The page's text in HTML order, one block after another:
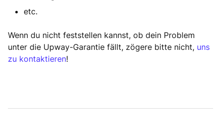
etc.
Wenn du nicht feststellen kannst, ob dein Problem
unter die Upway-Garantie fällt, zögere bitte nicht, uns
zu kontaktieren!